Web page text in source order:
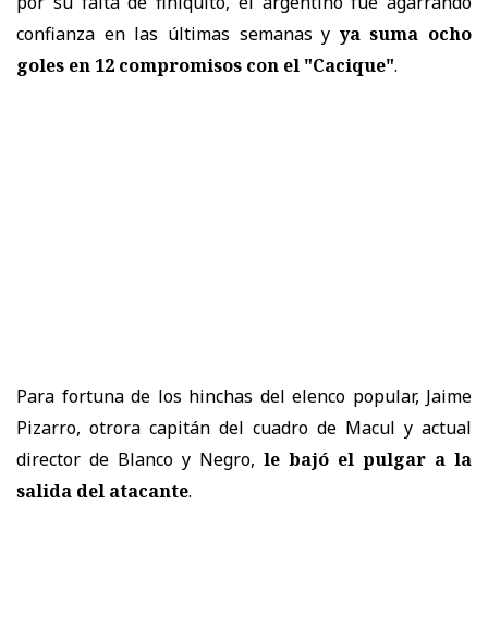
confianza en las últimas semanas y ya suma ocho
goles en 12 compromisos con el "Cacique".
Para fortuna de los hinchas del elenco popular, Jaime
Pizarro, otrora capitán del cuadro de Macul y actual
director de Blanco y Negro, le bajó el pulgar a la
salida del atacante.